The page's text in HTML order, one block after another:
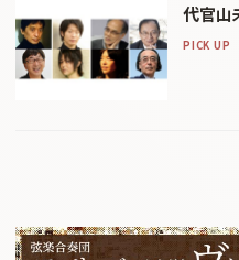
代官山
PICK UP